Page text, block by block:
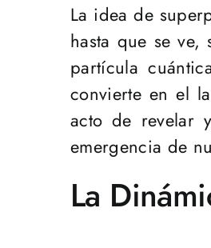
La idea de
hasta que se
partícula
convierte en el
acto de revelar
emergencia de
La